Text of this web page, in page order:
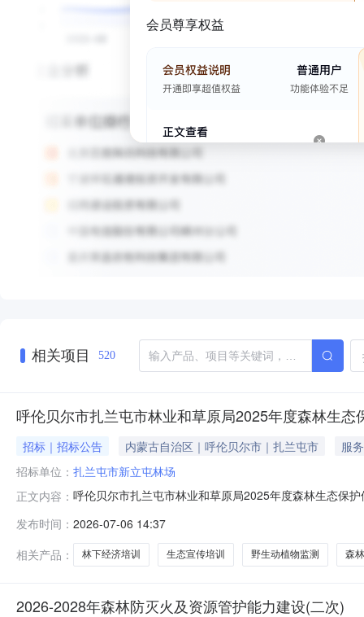
会员尊享权益
相关项目 520
呼伦贝尔市扎兰屯市林业和草原局2025年度森林生
招标｜招标公告 内蒙古自治区｜呼伦贝尔市｜扎兰屯市
服
招标单位： 扎兰屯市新立屯林场
正文内容： 呼伦贝尔市扎兰屯市林业和草原局2025年度森林生态保
价。现将本次比选相关事项公告如下：一、项目内容：
屯林场三、项目地点：扎兰屯市区四、拦标价
发布时间： 2026-07-06 14:37
相关产品：
林下经济培训 生态宣传培训 野生动植物监测 森
2026-2028年森林防灭火及资源管护能力建设(二次)